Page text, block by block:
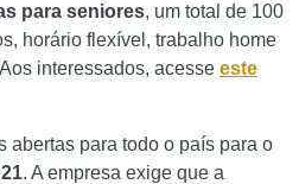
para seniores, um total de 100
horário flexível, trabalho home
interessados, acesse este
abertas para todo o país para o
. A empresa exige que a